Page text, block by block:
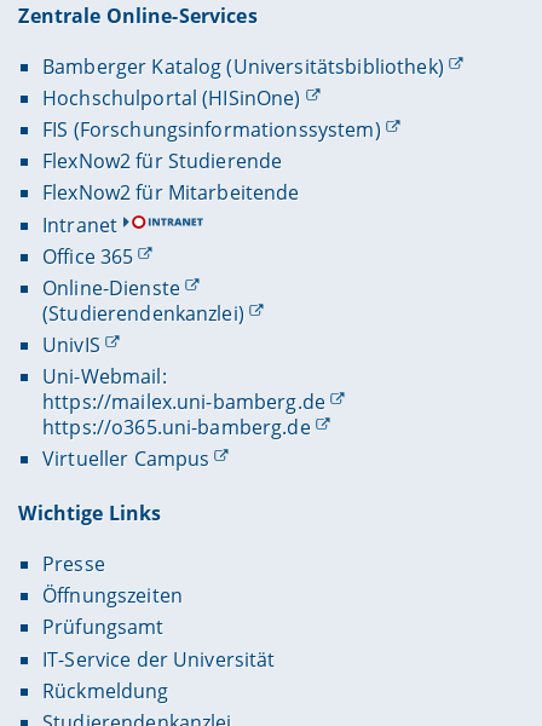
Zentrale Online-Services
Bamberger Katalog (Universitätsbibliothek)
Hochschulportal (HISinOne)
FIS (Forschungsinformationssystem)
FlexNow2 für Studierende
FlexNow2 für Mitarbeitende
Intranet
Office 365
Online-Dienste
(Studierendenkanzlei)
UnivIS
Uni-Webmail:
https://mailex.uni-bamberg.de
https://o365.uni-bamberg.de
Virtueller Campus
Wichtige Links
Presse
Öffnungszeiten
Prüfungsamt
IT-Service der Universität
Rückmeldung